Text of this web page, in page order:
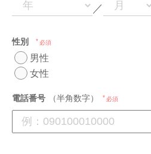
／
性別 必須
男性
女性
電話番号 （半角数字） 必須